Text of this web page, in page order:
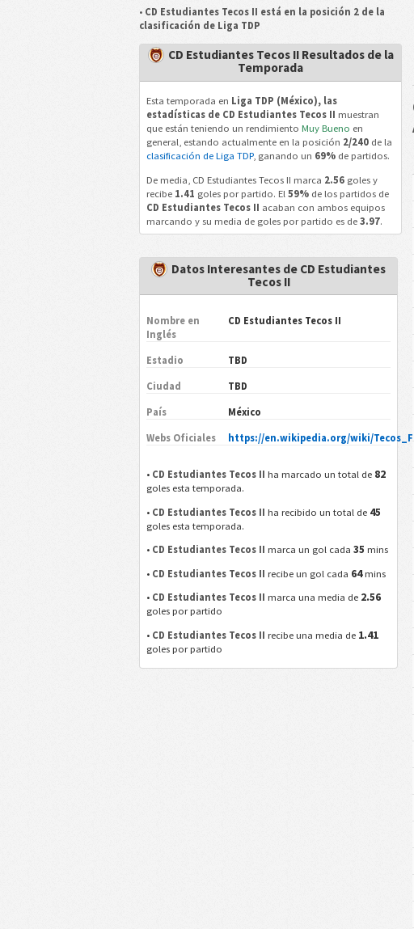
• CD Estudiantes Tecos II está en la posición 2 de la
clasificación de Liga TDP
CD Estudiantes Tecos II Resultados de la
Temporada
Esta temporada en Liga TDP (México), las
estadísticas de CD Estudiantes Tecos II muestran
que están teniendo un rendimiento Muy Bueno en
general, estando actualmente en la posición 2/240de la
clasificación de Liga TDP, ganando un 69%de partidos.
De media, CD Estudiantes Tecos II marca 2.56goles y
recibe 1.41 goles por partido. El 59%de los partidos de
CD Estudiantes Tecos II acaban con ambos equipos
marcando y su media de goles por partido es de 3.97.
Datos Interesantes de CD Estudiantes
Tecos II
Nombre en
Inglés
CD Estudiantes Tecos II
Estadio TBD
Ciudad TBD
País México
Webs Oficiales https://en.wikipedia.org/wiki/
• CD Estudiantes Tecos II ha marcado un total de 82
goles esta temporada.
• CD Estudiantes Tecos II ha recibido un total de 45
goles esta temporada.
• CD Estudiantes Tecos II marca un gol cada35 mins
• CD Estudiantes Tecos II recibe un gol cada 64mins
• CD Estudiantes Tecos II marca una media de 2.56
goles por partido
• CD Estudiantes Tecos II recibe una media de 1.41
goles por partido